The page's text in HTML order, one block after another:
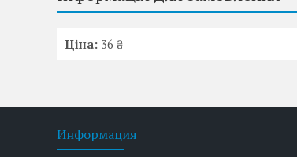
Ціна: 36 ₴
Информация